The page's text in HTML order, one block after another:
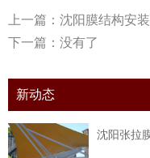
上一篇： 沈阳膜结构安
下一篇：没有了
新动态
沈阳张拉